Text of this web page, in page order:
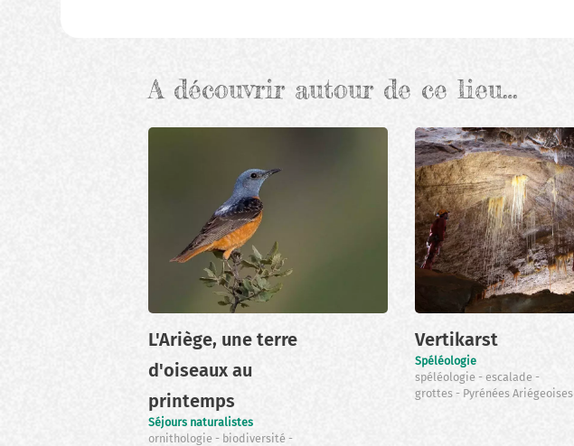
A découvrir autour de ce lieu…
L'Ariège, une terre
d'oiseaux au
printemps
Séjours naturalistes
ornithologie biodiversité
Vertikarst
Spéléologie
spéléologie
escalade
grottes Pyrénées Ariégeoises